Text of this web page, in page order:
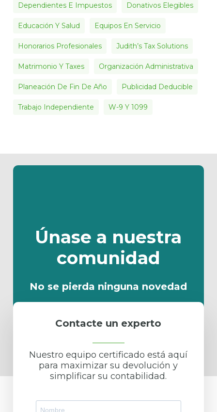
Dependientes E Impuestos Donativos Elegibles
Educación Y Salud Equipos En Servicio
Honorarios Profesionales Judith’s Tax Solutions
Matrimonio Y Taxes Organización Administrativa
Planeación De Fin De Año Publicidad Deducible
Trabajo Independiente W-9 Y 1099
Únase a nuestra
comunidad
No se pierda ninguna novedad
Al suscribirte, aceptas nuestraPolítica de Privacidad
Contacte un experto
Nuestro equipo certificado está aquí
para maximizar su devolución y
simplificar su contabilidad.